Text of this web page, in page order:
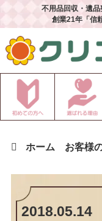
不用品回収・遺
創業21年「信
ホーム お客様
2018.05.14